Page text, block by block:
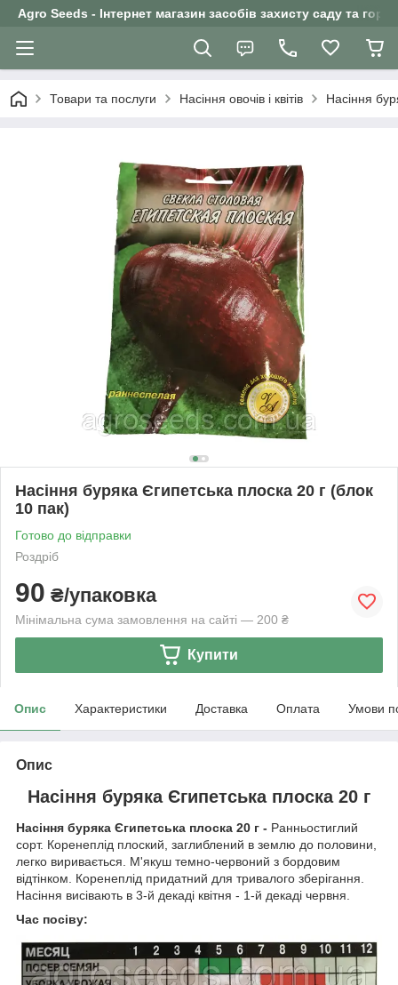
Agro Seeds - Інтернет магазин засобів захисту саду та
Товари та послуги Насіння овочів і квітів Насіння
Насіння буряка Єгипетська плоска 20 г (блок
10 пак)
Готово до відправки
Роздріб
90 ₴/упаковка
Мінімальна сума замовлення на сайті — 200 ₴
Купити
Опис Характеристики Доставка Оплата Умови
Опис
Насіння буряка Єгипетська плоска 20 г
Насіння буряка Єгипетська плоска 20 г - Ранньостиглий
сорт. Коренеплід плоский, заглиблений в землю до половини,
легко виривається. М'якуш темно-червоний з бордовим
відтінком. Коренеплід придатний для тривалого зберігання.
Насіння висівають в 3-й декаді квітня - 1-й декаді червня.
Час посіву: